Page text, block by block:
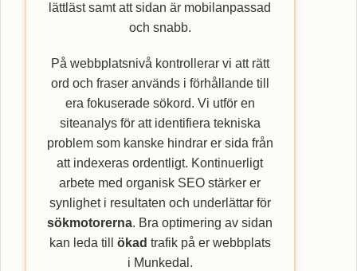
lättläst samt att sidan är mobilanpassad
och snabb.
På webbplatsnivå kontrollerar vi att rätt
ord och fraser används i förhållande till
era fokuserade sökord. Vi utför en
siteanalys för att identifiera tekniska
problem som kanske hindrar er sida från
att indexeras ordentligt. Kontinuerligt
arbete med organisk SEO stärker er
synlighet i resultaten och underlättar för
sökmotorerna. Bra optimering av sidan
kan leda till ökad trafik på er webbplats
i Munkedal.